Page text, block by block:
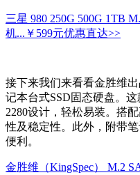
三星 980 250G 500G 1TB
机... ￥599元优惠直达>>
接下来我们来看看金胜维
记本台式SSD固态硬盘。
2280设计，轻松易装。搭
性及稳定性。此外，附带
便利。
金胜维（KingSpec） M.2